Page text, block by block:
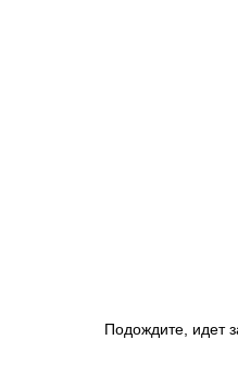
Подождите, идет